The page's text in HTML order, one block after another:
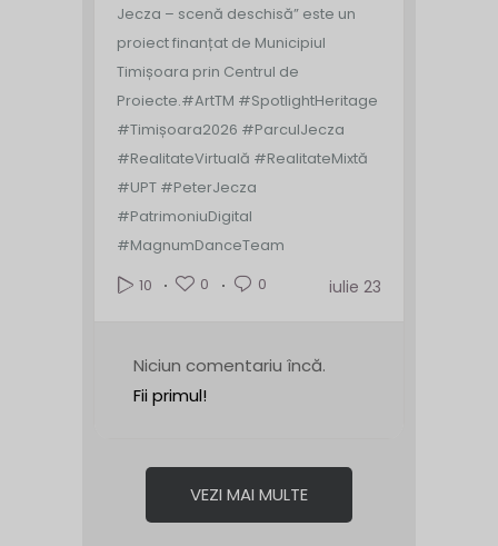
Jecza – scenă deschisă” este un
proiect finanțat de Municipiul
Timișoara prin Centrul de
Proiecte.#ArtTM #SpotlightHeritage
#Timișoara2026 #ParculJecza
#RealitateVirtuală #RealitateMixtă
#UPT #PeterJecza
#PatrimoniuDigital
#MagnumDanceTeam
10
0 0 iulie 23
Niciun comentariu încă.
Fii primul!
VEZI MAI MULTE